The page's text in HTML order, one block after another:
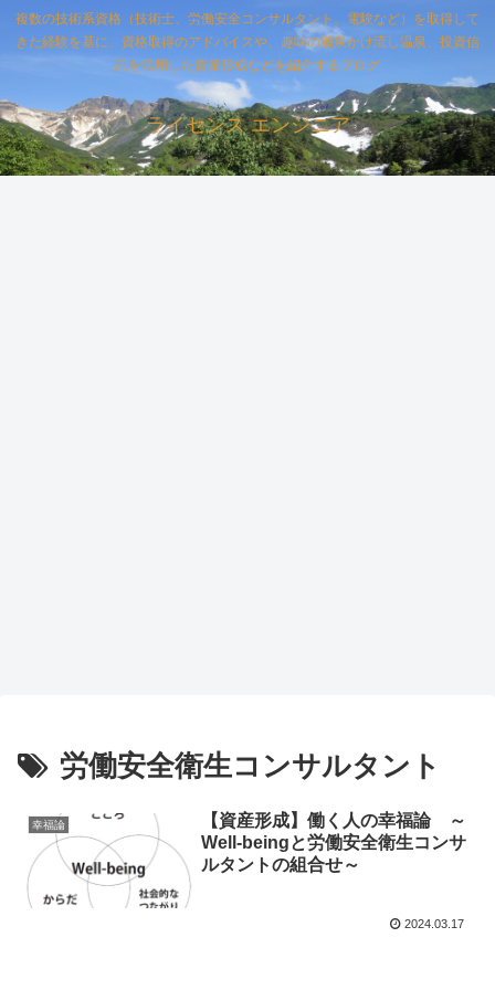
複数の技術系資格（技術士、労働安全コンサルタント、電験など）を取得して
きた経験を基に、資格取得のアドバイスや、趣味の源泉かけ流し温泉、投資信
託を活用した資産形成などを紹介するブログ
ライセンス エンジニア
労働安全衛生コンサルタント
幸福論
【資産形成】働く人の幸福論 ～
Well-beingと労働安全衛生コンサ
ルタントの組合せ～
2024.03.17